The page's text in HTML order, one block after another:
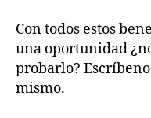
Con todos estos
una oportunidad
probarlo?
mismo.